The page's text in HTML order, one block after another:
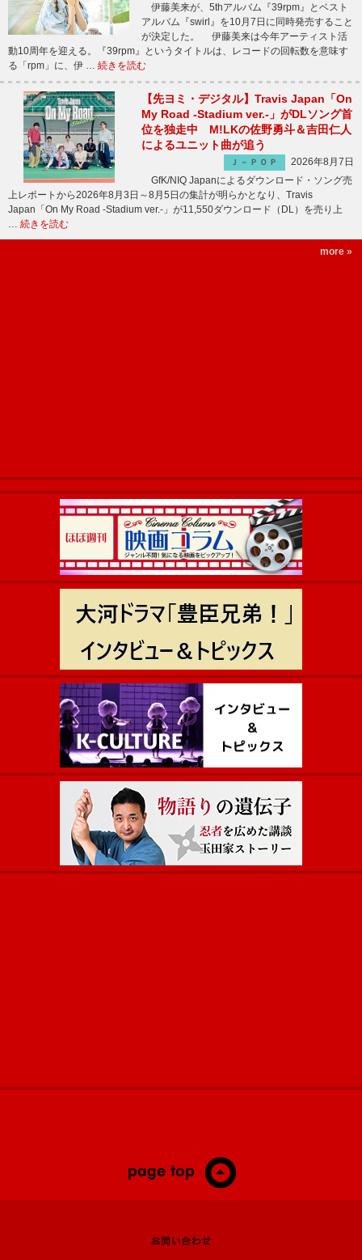
伊藤美来が、5thアルバム『39rpm』とベスト
アルバム『swirl』を10月7日に同時発売すること
が決定した。 伊藤美来は今年アーティスト活
動10周年を迎える。『39rpm』というタイトルは、レコードの回転数を意味す
る「rpm」に、伊 … 続きを読む
【先ヨミ・デジタル】Travis Japan「On
My Road -Stadium ver.-」がDLソング首
位を独走中 M!LKの佐野勇斗＆吉田仁人
によるユニット曲が追う
Ｊ－ＰＯＰ
2026年8月7日
GfK/NIQ Japanによるダウンロード・ソング売
上レポートから2026年8月3日～8月5日の集計が明らかとなり、Travis
Japan「On My Road -Stadium ver.-」が11,550ダウンロード（DL）を売り上
… 続きを読む
more »